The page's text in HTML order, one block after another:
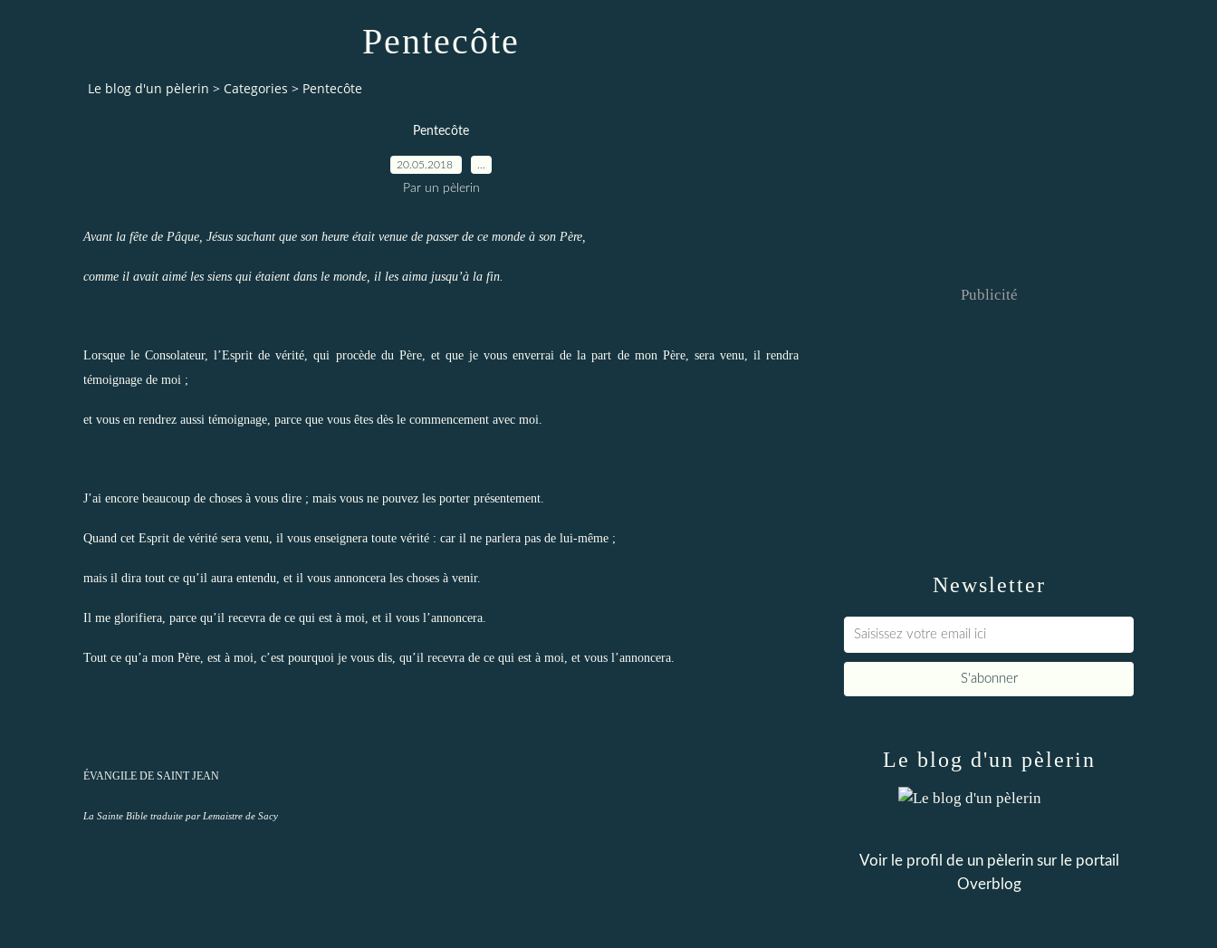
Pentecôte
Le blog d'un pèlerin > Categories > Pentecôte
Pentecôte
20.05.2018
Par un pèlerin
Avant la fête de Pâque, Jésus sachant que son heure était venue de passer de ce monde à son Père,
comme il avait aimé les siens qui étaient dans le monde, il les aima jusqu’à la fin.
Lorsque le Consolateur, l’Esprit de vérité, qui procède du Père, et que je vous enverrai de la part de mon Père, sera venu, il rendra
témoignage de moi ;
et vous en rendrez aussi témoignage, parce que vous êtes dès le commencement avec moi.
J’ai encore beaucoup de choses à vous dire ; mais vous ne pouvez les porter présentement.
Quand cet Esprit de vérité sera venu, il vous enseignera toute vérité : car il ne parlera pas de lui-même ;
mais il dira tout ce qu’il aura entendu, et il vous annoncera les choses à venir.
Il me glorifiera, parce qu’il recevra de ce qui est à moi, et il vous l’annoncera.
Tout ce qu’a mon Père, est à moi, c’est pourquoi je vous dis, qu’il recevra de ce qui est à moi, et vous l’annoncera.
ÉVANGILE DE SAINT JEAN
La Sainte Bible traduite par Lemaistre de Sacy
Newsletter
Publicité
Le blog d'un pèlerin
Voir le profil de un pèlerinsur le portail
Overblog